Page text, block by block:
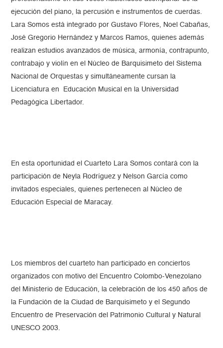
ejecución del piano, la percusión e instrumentos de cuerdas.
Lara Somos está integrado por Gustavo Flores, Noel Cabañas,
José Gregorio Hernández y Marcos Ramos, quienes además
realizan estudios avanzados de música, armonía, contrapunto,
contrabajo y violín en el Núcleo de Barquisimeto del Sistema
Nacional de Orquestas y simultáneamente cursan la
Licenciatura en Educación Musical en la Universidad
Pedagógica Libertador.
En esta oportunidad el Cuarteto Lara Somos contará con la
participación de Neyla Rodríguez y Nelson García como
invitados especiales, quienes pertenecen al Núcleo de
Educación Especial de Maracay.
Los miembros del cuarteto han participado en conciertos
organizados con motivo del Encuentro Colombo-Venezolano
del Ministerio de Educación, la celebración de los 450 años de
la Fundación de la Ciudad de Barquisimeto y el Segundo
Encuentro de Preservación del Patrimonio Cultural y Natural
UNESCO 2003.